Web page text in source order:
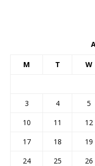
M T W
3
4 5
10
11 12
17
18 19
24
25 26